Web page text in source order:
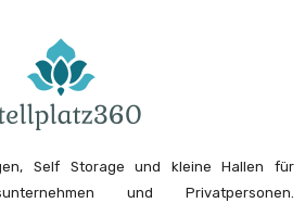
Self Storage und kleine Hallen für
und Privatpersonen.